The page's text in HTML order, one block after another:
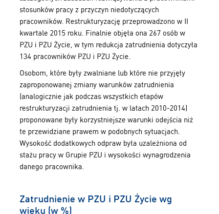
stosunków pracy z przyczyn niedotyczących
pracowników. Restrukturyzację przeprowadzono w II
kwartale 2015 roku. Finalnie objęła ona 267 osób w
PZU i PZU Życie, w tym redukcja zatrudnienia dotyczyła
134 pracowników PZU i PZU Życie.
Osobom, które były zwalniane lub które nie przyjęły
zaproponowanej zmiany warunków zatrudnienia
(analogicznie jak podczas wszystkich etapów
restrukturyzacji zatrudnienia tj. w latach 2010-2014)
proponowane były korzystniejsze warunki odejścia niż
te przewidziane prawem w podobnych sytuacjach.
Wysokość dodatkowych odpraw była uzależniona od
stażu pracy w Grupie PZU i wysokości wynagrodzenia
danego pracownika.
Zatrudnienie w PZU i PZU Życie wg
wieku (w %)